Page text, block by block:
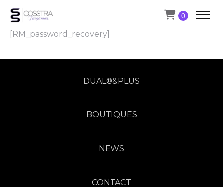
0
[RM_password_recovery]
DUAL®&PLUS
BOUTIQUES
NEWS
CONTACT